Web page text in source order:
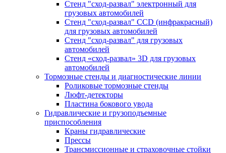
Стенд "сход-развал" электронный для
грузовых автомобилей
Стенд "сход-развал" CCD (инфракрасный)
для грузовых автомобилей
Стенд "сход-развал" для грузовых
автомобилей
Стенд «сход-развал» 3D для грузовых
автомобилей
Тормозные стенды и диагностические линии
Роликовые тормозные стенды
Люфт-детекторы
Пластина бокового увода
Гидравлические и грузоподъемные
приспособления
Краны гидравлические
Прессы
Трансмиссионные и страховочные стойки